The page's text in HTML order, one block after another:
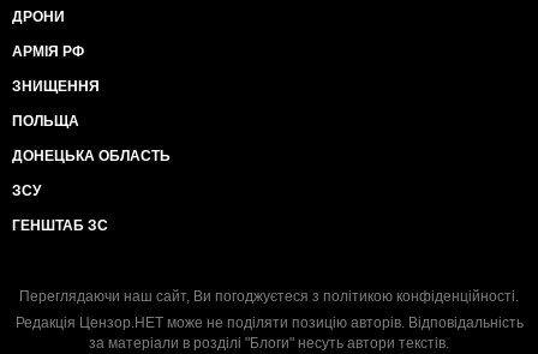
ДРОНИ
АРМІЯ РФ
ЗНИЩЕННЯ
ПОЛЬЩА
ДОНЕЦЬКА ОБЛАСТЬ
ЗСУ
ГЕНШТАБ ЗС
Переглядаючи наш сайт, Ви погоджуєтеся з політикою конфіденційності.
Редакція Цензор.НЕТ може не поділяти позицію авторів. Відповідальність
за матеріали в розділі "Блоги" несуть автори текстів.